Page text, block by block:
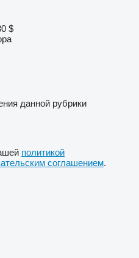
$
данной рубрики
политикой
соглашением.